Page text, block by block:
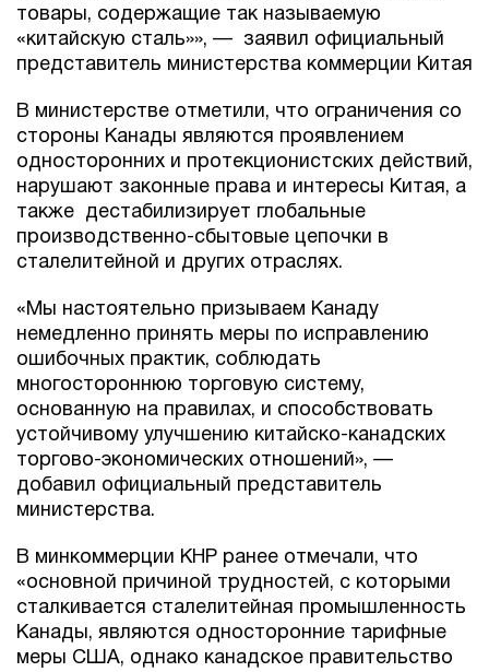
товары, содержащие так называемую
«китайскую сталь»», — заявил официальный
представитель министерства коммерции Китая
В министерстве отметили, что ограничения со
стороны Канады являются проявлением
односторонних и протекционистских действий,
нарушают законные права и интересы Китая, а
также дестабилизирует глобальные
производственно-сбытовые цепочки в
сталелитейной и других отраслях.
«Мы настоятельно призываем Канаду
немедленно принять меры по исправлению
ошибочных практик, соблюдать
многостороннюю торговую систему,
основанную на правилах, и способствовать
устойчивому улучшению китайско-канадских
торгово-экономических отношений», —
добавил официальный представитель
министерства.
В минкоммерции КНР ранее отмечали, что
«основной причиной трудностей, с которыми
сталкивается сталелитейная промышленность
Канады, являются односторонние тарифные
меры США, однако канадское правительство